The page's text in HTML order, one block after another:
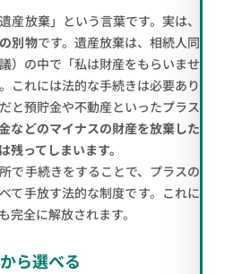
産放棄」という言葉です。実は、
別物です。遺産放棄は、相続人同
）の中で「私は財産をもらいませ
これには法的な手続きは必要あり
と預貯金や不動産といったプラス
などのマイナスの財産を放棄した
残ってしまいます。
で手続きをすることで、プラスの
て手放す法的な制度です。これに
完全に解放されます。
ら選べる